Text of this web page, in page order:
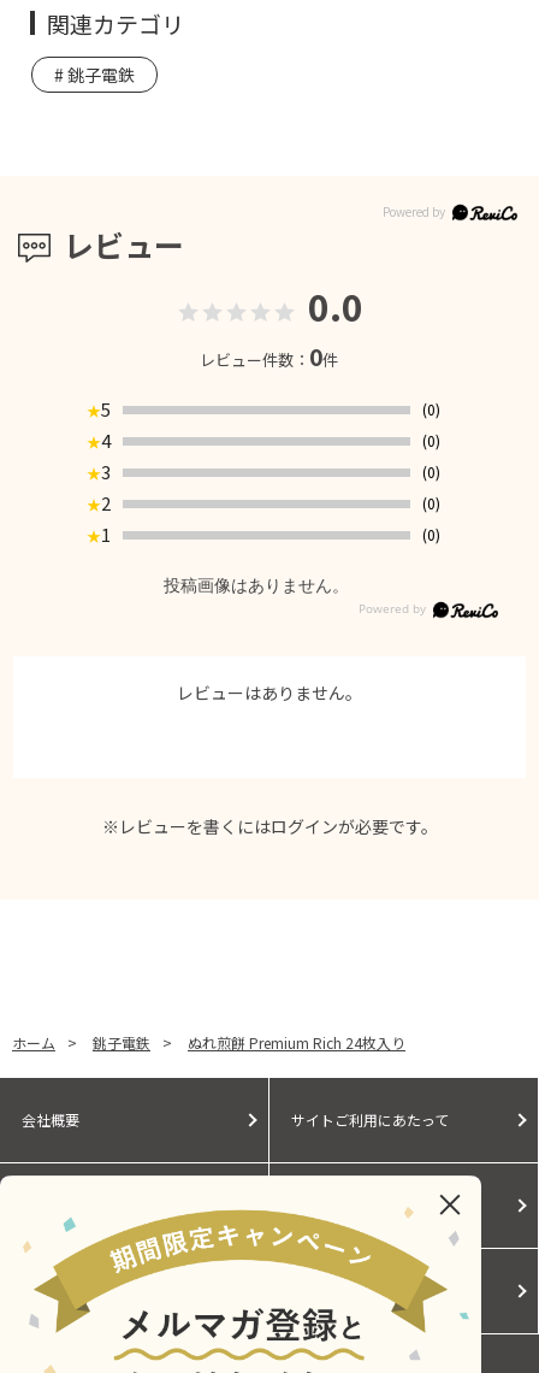
レビュー
0.0
レビュー件数： 0件
★5
(0)
★4
(0)
★3
(0)
★2
(0)
★1 (0)
投稿画像はありません。
レビューはありません。
※レビューを書くにはログインが必要です。
関連カテゴリ
銚子電鉄
ホーム > 銚子電鉄 > ぬれ煎餅 Premium Rich 24枚入り
会社概要 サイトご利用にあたって
Cookieポリシー ご利用規約